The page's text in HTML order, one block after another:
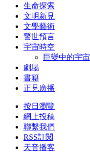
生命探索
文明新見
文學藝術
警世預言
宇宙時空
巨變中的宇宙
劇場
書籍
正見廣播
按日瀏覽
網上投稿
聯繫我們
RSS訂閱
天音播客